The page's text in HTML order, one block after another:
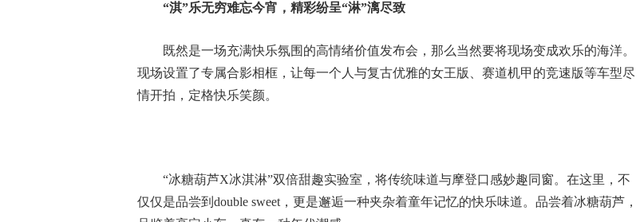
“淇”乐无穷难忘今宵，精彩纷呈“淋”漓尽致
既然是一场充满快乐氛围的高情绪价值发布会，那么当然要将现场变成欢乐的海洋。
现场设置了专属合影相框，让每一个人与复古优雅的女王版、赛道机甲的竞速版等车型尽
情开拍，定格快乐笑颜。
“冰糖葫芦X冰淇淋”双倍甜趣实验室，将传统味道与摩登口感妙趣同窗。在这里，不
仅仅是品尝到double sweet，更是邂逅一种夹杂着童年记忆的快乐味道。品尝着冰糖葫芦，